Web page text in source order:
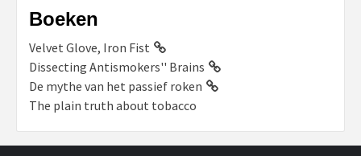
Boeken
Velvet Glove, Iron Fist
Dissecting Antismokers'' Brains
De mythe van het passief roken
The plain truth about tobacco